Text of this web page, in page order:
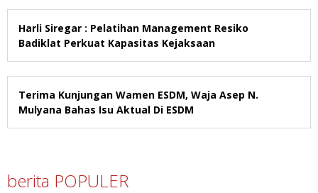
Harli Siregar : Pelatihan Management Resiko
Badiklat Perkuat Kapasitas Kejaksaan
Terima Kunjungan Wamen ESDM, Waja Asep N.
Mulyana Bahas Isu Aktual Di ESDM
berita POPULER